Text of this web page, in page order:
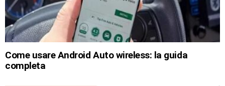
Come usare Android Auto wireless: la guida
completa